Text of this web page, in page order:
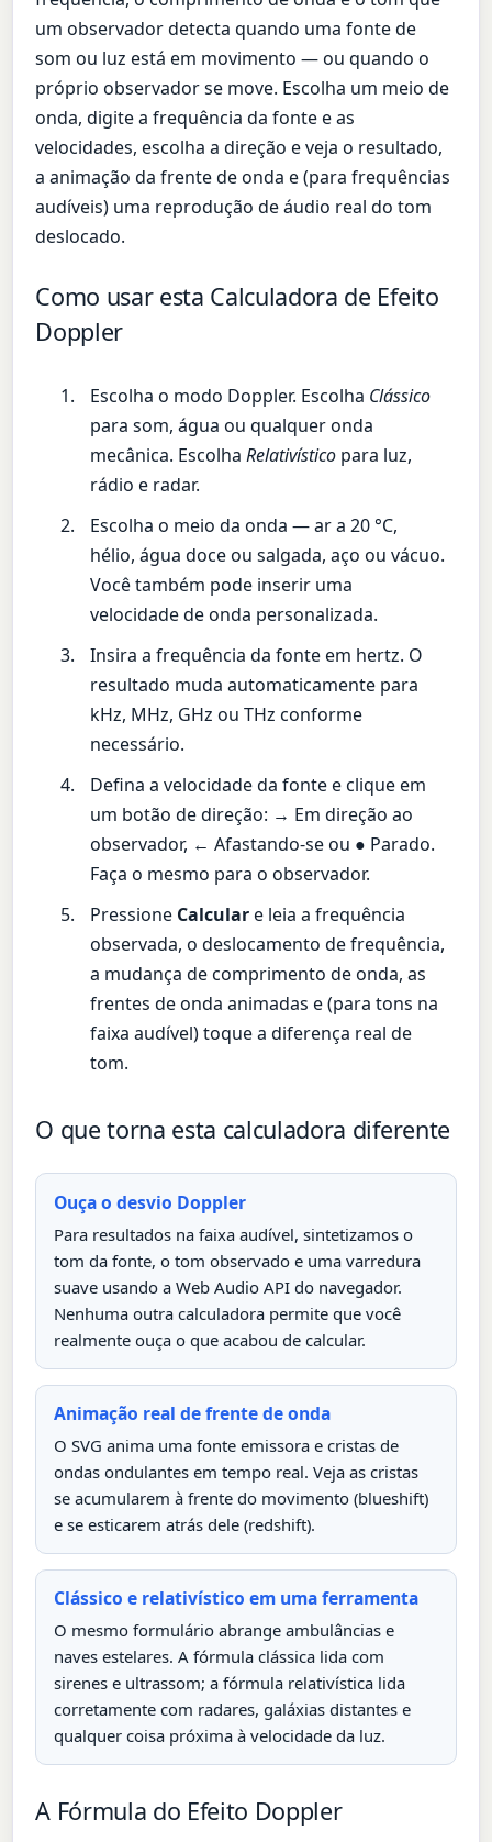
um observador detecta quando uma fonte de
som ou luz está em movimento — ou quando o
próprio observador se move. Escolha um meio de
onda, digite a frequência da fonte e as
velocidades, escolha a direção e veja o resultado,
a animação da frente de onda e (para frequências
audíveis) uma reprodução de áudio real do tom
deslocado.
Como usar esta Calculadora de Efeito
Doppler
Escolha o modo Doppler. Escolha Clássico
para som, água ou qualquer onda
mecânica. EscolhaRelativístico para luz,
rádio e radar.
Escolha o meio da onda — ar a 20 °C,
hélio, água doce ou salgada, aço ou vácuo.
Você também pode inserir uma
velocidade de onda personalizada.
Insira a frequência da fonte em hertz. O
resultado muda automaticamente para
kHz, MHz, GHz ou THz conforme
necessário.
Defina a velocidade da fonte e clique em
um botão de direção: → Em direção ao
observador, ← Afastando-se ou ● Parado.
Faça o mesmo para o observador.
Pressione Calculare leia a frequência
observada, o deslocamento de frequência,
a mudança de comprimento de onda, as
frentes de onda animadas e (para tons na
faixa audível) toque a diferença real de
tom.
O que torna esta calculadora diferente
Ouça o desvio Doppler
Para resultados na faixa audível, sintetizamos o
tom da fonte, o tom observado e uma varredura
suave usando a Web Audio API do navegador.
Nenhuma outra calculadora permite que você
realmente ouça o que acabou de calcular.
Animação real de frente de onda
O SVG anima uma fonte emissora e cristas de
ondas ondulantes em tempo real. Veja as cristas
se acumularem à frente do movimento (blueshift)
e se esticarem atrás dele (redshift).
Clássico e relativístico em uma ferramenta
O mesmo formulário abrange ambulâncias e
naves estelares. A fórmula clássica lida com
sirenes e ultrassom; a fórmula relativística lida
corretamente com radares, galáxias distantes e
qualquer coisa próxima à velocidade da luz.
A Fórmula do Efeito Doppler